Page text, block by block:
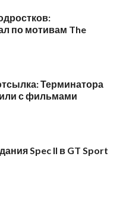
по мотивам The
Терминатора
с фильмами
Spec II в GT Sport